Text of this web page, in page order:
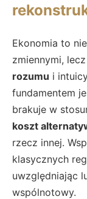
Ekonomia to
zmiennymi,
rozumu i
fundamentem
brakuje w
koszt
rzecz innej.
klasycznych
uwzględniając
wspólnotowy.